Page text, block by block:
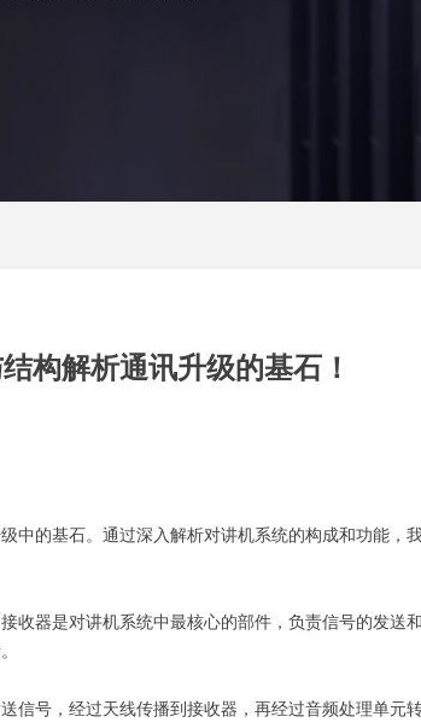
构解析通讯升级的基石！
中的基石。通过深入解析对讲机系统的构成和功能，
收器是对讲机系统中最核心的部件，负责信号的发送
号，经过天线传播到接收器，再经过音频处理单元